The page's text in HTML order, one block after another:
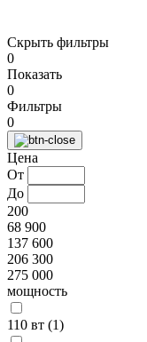
Скрыть фильтры
0
Показать
0
Фильтры
0
Цена
От
До
200
68 900
137 600
206 300
275 000
мощность
110 вт (1)